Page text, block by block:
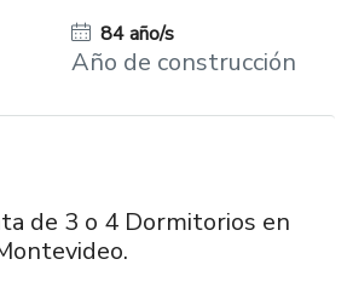
84 año/s
Año de construcción
de 3 o 4 Dormitorios en